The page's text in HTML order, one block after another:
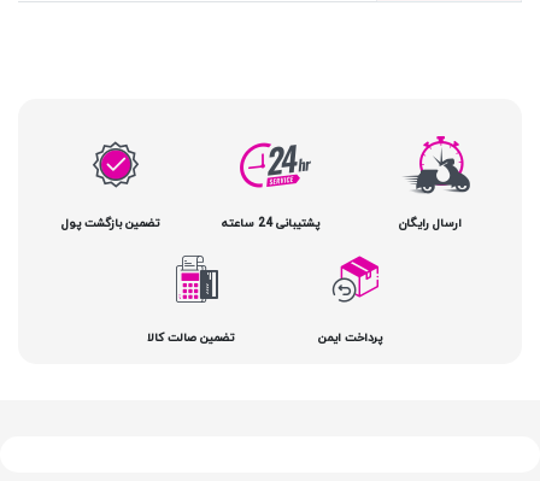
ارسال رایگان پشتیبانی 24 ساعته تضمین بازگشت پول
پرداخت ایمن تضمین صالت کالا